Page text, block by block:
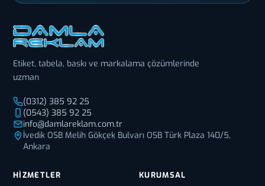
Etiket, tabela, baskı ve markalama çözümlerinde
uzman
(0312) 385 92 25
(0543) 385 92 25
info@damlareklam.com.tr
İvedik OSB Melih Gökçek Bulvarı OSB Türk Plaza 140/5,
Ankara
HIZMETLER KURUMSAL